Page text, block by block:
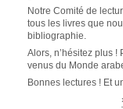
Notre Comité de
tous les livres que
bibliographie.
Alors, n’hésitez plus
venus du Monde
Bonnes lectures ! Et